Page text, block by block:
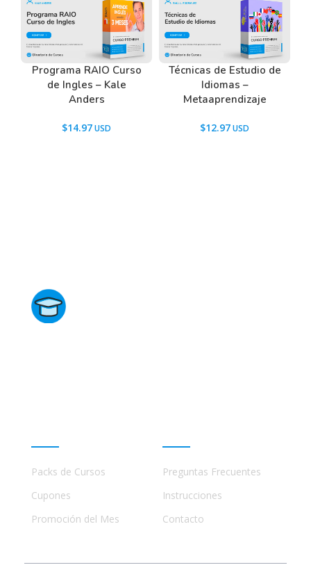
Programa RAIO Curso
de Ingles – Kale
Anders
$14.97
Técnicas de Estudio de
Idiomas –
Metaaprendizaje
$12.97
Packs de Cursos
Cupones
Promoción del Mes
Preguntas Frecuentes
Instrucciones
Contacto